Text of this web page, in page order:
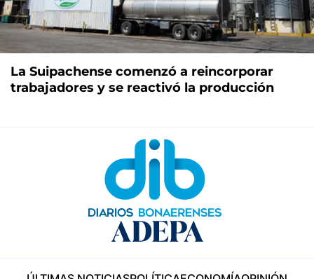
La Suipachense comenzó a reincorporar
trabajadores y se reactivó la producción